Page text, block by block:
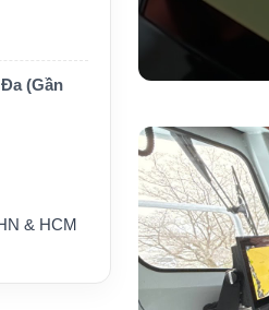
(Gần
& HCM